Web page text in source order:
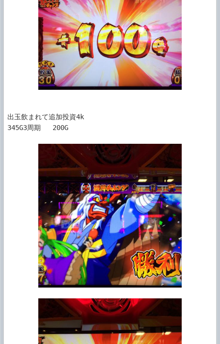
出玉飲まれて追加投資4k
345G3周期   200G